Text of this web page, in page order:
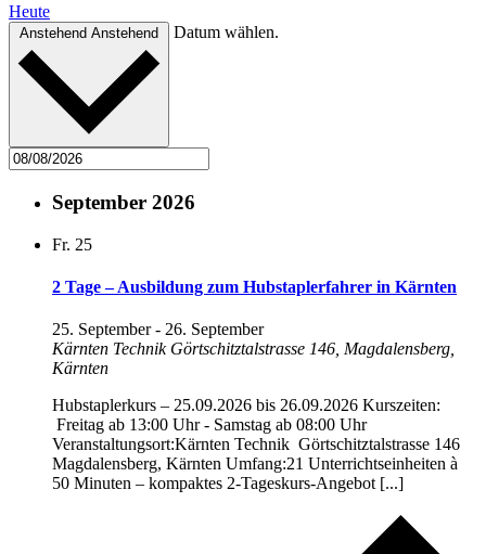
Heute
Anstehend Anstehend Datum wählen.
September 2026
Fr. 25
2 Tage – Ausbildung zum Hubstaplerfahrer in Kärnten
25. September- 26. September
Kärnten Technik Görtschitztalstrasse 146, Magdalensberg,
Kärnten
Hubstaplerkurs – 25.09.2026 bis 26.09.2026 Kurszeiten:
Freitag ab 13:00 Uhr - Samstag ab 08:00 Uhr
Veranstaltungsort:Kärnten Technik Görtschitztalstrasse 146
Magdalensberg, Kärnten Umfang:21 Unterrichtseinheiten à
50 Minuten – kompaktes 2-Tageskurs-Angebot [...]